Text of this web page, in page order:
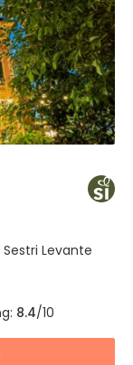
Levante
8.4/10